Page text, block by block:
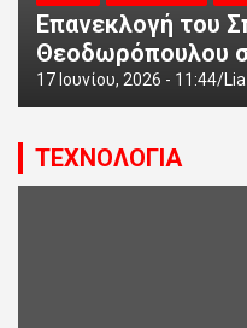
Επανεκλογή του
Θεοδωρόπουλου
17 Ιουνίου, 2026 - 11:44 Lia
ΤΕΧΝΟΛΟΓΙΑ